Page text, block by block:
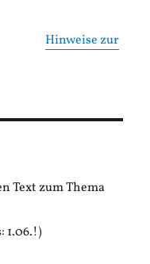
Hinweise zur
Text zum Thema
1.06.!)